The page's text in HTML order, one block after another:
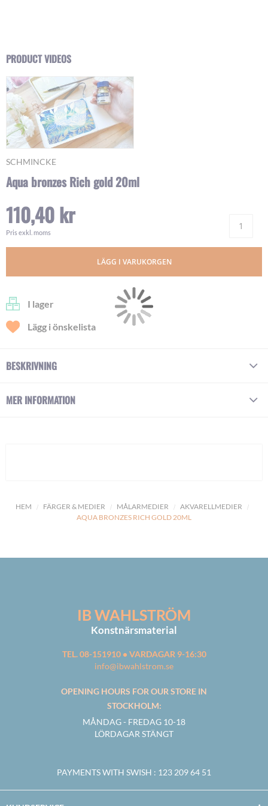
HEM FÄRGER & MEDIER MÅLARMEDIER
AKVARELLMEDIER
AQUA BRONZES RICH GOLD 20ML
SCHMINCKE
Aqua bronzes Rich gold 20ml
110,40 kr
Pris exkl. moms
LÄGG I VARUKORGEN
I lager
Lägg i önskelista
Skip
to
the
beginning
of
the
images
gallery
PRODUCT VIDEOS
BESKRIVNING
MER INFORMATION
IB WAHLSTRÖM
Konstnärsmaterial
TEL. 08-151910 • VARDAGAR 9-16:30
info@ibwahlstrom.se
OPENING HOURS FOR OUR STORE IN
STOCKHOLM:
MÅNDAG - FREDAG 10-18
LÖRDAGAR STÄNGT
PAYMENTS WITH SWISH : 123 209 64 51